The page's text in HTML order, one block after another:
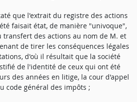
que l'extrait du registre des actions
faisait état, de manière "univoque",
des actions au nom de M. et
de tirer les conséquences légales
d'où il résultait que la société
de l'identité de ceux qui ont été
des années en litige, la cour d'appel
code général des impôts ;